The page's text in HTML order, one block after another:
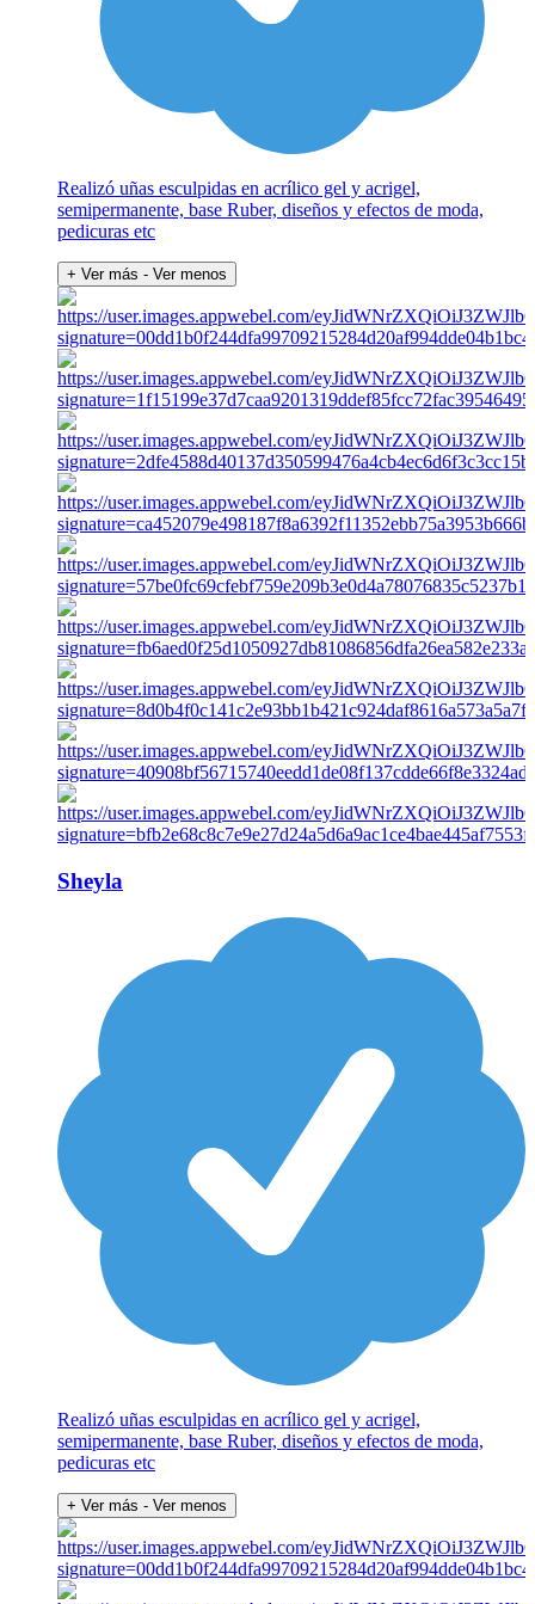
Realizó uñas esculpidas en acrílico gel y acrigel,
semipermanente, base Ruber, diseños y efectos de moda,
pedicuras etc
+ Ver más - Ver menos
Sheyla
Realizó uñas esculpidas en acrílico gel y acrigel,
semipermanente, base Ruber, diseños y efectos de moda,
pedicuras etc
+ Ver más - Ver menos